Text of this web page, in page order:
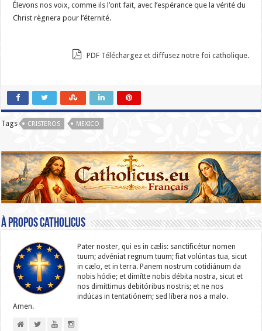
Élevons nos voix, comme ils l’ont fait, avec l’espérance que la vérité du
Christ règnera pour l’éternité.
PDF Téléchargez et diffusez notre foi catholique.
Tags CRISTEROS MEXICO
À propos catholicus
Pater noster, qui es in cælis: sanc­ti­ficétur nomen
tuum; advéniat regnum tuum; fiat volúntas tua, sicut
in cælo, et in terra. Panem nostrum cotidiánum da
nobis hódie; et dimítte nobis débita nostra, sicut et
nos dimíttimus debitóribus nostris; et ne nos
indúcas in ten­ta­tiónem; sed líbera nos a malo.
Amen.